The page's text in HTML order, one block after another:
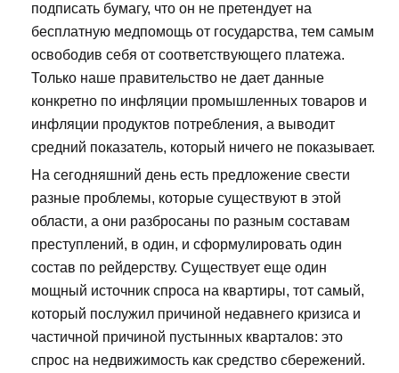
подписать бумагу, что он не претендует на
бесплатную медпомощь от государства, тем самым
освободив себя от соответствующего платежа.
Только наше правительство не дает данные
конкретно по инфляции промышленных товаров и
инфляции продуктов потребления, а выводит
средний показатель, который ничего не показывает.
На сегодняшний день есть предложение свести
разные проблемы, которые существуют в этой
области, а они разбросаны по разным составам
преступлений, в один, и сформулировать один
состав по рейдерству. Существует еще один
мощный источник спроса на квартиры, тот самый,
который послужил причиной недавнего кризиса и
частичной причиной пустынных кварталов: это
спрос на недвижимость как средство сбережений.